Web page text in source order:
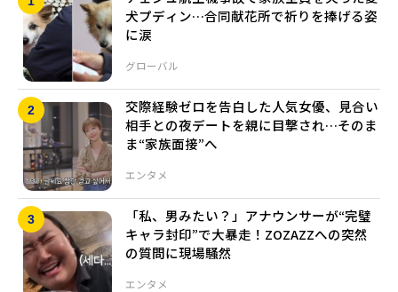
グローバル
犬プディン…合同献花所で祈りを捧げる姿
に涙
エンタメ
交際経験ゼロを告白した人気女優、見合い
相手との夜デートを親に目撃され…そのま
ま“家族面接”へ
エンタメ
「私、男みたい？」アナウンサーが“完璧
キャラ封印”で大暴走！ZOZAZZへの突然
の質問に現場騒然